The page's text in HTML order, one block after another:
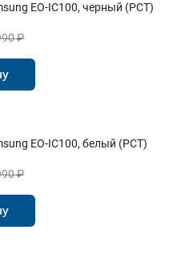
EO-IC100, черный (РСТ)
₽
EO-IC100, белый (РСТ)
₽